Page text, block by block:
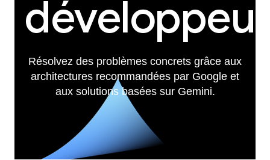
Résolvez des problèmes concrets grâce aux
architectures recommandées par Google et
aux solutions basées sur Gemini.